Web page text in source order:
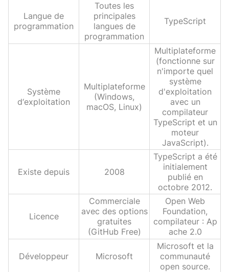
Langue de
programmation
Toutes les
principales
langues de
programmation
TypeScript
Système
d‘exploitation
Multiplateforme
(Windows,
macOS, Linux)
Multiplateforme
(fonctionne sur
n'importe quel
système
d'exploitation
avec un
compilateur
TypeScript et un
moteur
JavaScript).
Existe depuis 2008
TypeScript a été
initialement
publié en
octobre 2012.
Licence
Commerciale
avec des options
gratuites
(GitHub Free)
Open Web
Foundation,
compilateur : Ap
ache 2.0
Développeur Microsoft
Microsoft et la
communauté
open source.